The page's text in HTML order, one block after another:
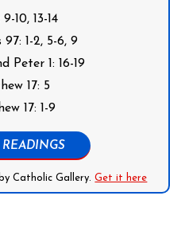
10, 13-14
97: 1-2, 5-6, 9
Peter 1: 16-19
17: 5
17: 1-9
Catholic Gallery.Get it here